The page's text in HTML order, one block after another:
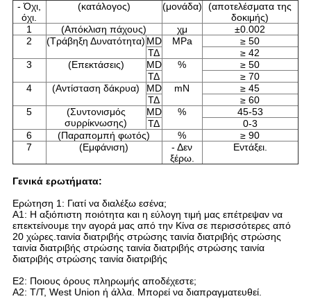
- Όχι,
όχι.
(κατάλογος) (μονάδα)
(αποτελέσματα της
δοκιμής)
1
(Απόκλιση πάχους) χμ
±0.002
2
(Τράβηξη Δυνατότητα) MD MPa
≥ 50
ΤΔ
≥ 42
3
(Επεκτάσεις) MD %
≥ 50
ΤΔ
≥ 70
4
(Αντίσταση δάκρυα) MD mN
≥ 45
ΤΔ
≥ 60
5
(Συντονισμός
συρρίκνωσης)
MD %
45-53
ΤΔ
0-3
6
(Παραπομπή φωτός) %
≥ 90
7
(Εμφάνιση)
- Δεν
ξέρω.
Εντάξει.
Γενικά ερωτήματα:
Ερώτηση 1: Γιατί να διαλέξω εσένα;
Α1: Η αξιόπιστη ποιότητα και η εύλογη τιμή μας επέτρεψαν να
επεκτείνουμε την αγορά μας από την Κίνα σε περισσότερες από
20 χώρες.ταινία διατριβής στρώσης ταινία διατριβής στρώσης
ταινία διατριβής στρώσης ταινία διατριβής στρώσης ταινία
διατριβής στρώσης ταινία διατριβής
Ε2: Ποιους όρους πληρωμής αποδέχεστε;
Α2: T/T, West Union ή άλλα. Μπορεί να διαπραγματευθεί.